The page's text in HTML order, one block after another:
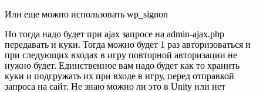
Или еще можно использовать wp_signon
Но тогда надо будет при ajax запросе на admin-ajax.php
передавать и куки. Тогда можно будет 1 раз авторизоваться и
при следующих входах в игру повторной авторизации не
нужно будет. Единственное вам надо будет как то хранить
куки и подгружать их при входе в игру, перед отправкой
запроса на сайт. Не знаю можно ли это в Unity или нет